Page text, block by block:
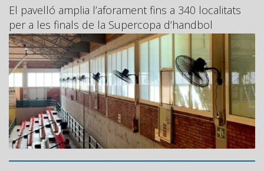
El pavelló amplia l’aforament fins a 340 localitats
per a les finals de la Supercopa d’handbol